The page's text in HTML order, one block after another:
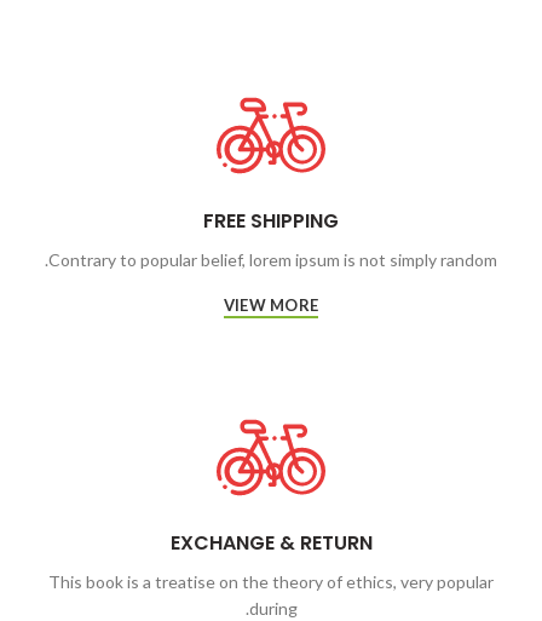
FREE SHIPPING
Contrary to popular belief, lorem ipsum is not simply random.
VIEW MORE
EXCHANGE & RETURN
This book is a treatise on the theory of ethics, very popular
during.